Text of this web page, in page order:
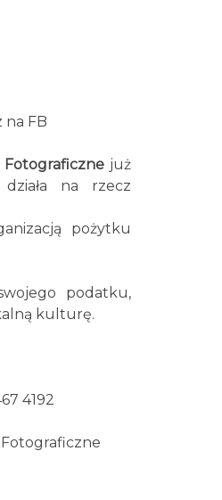
na FB
Fotograficzne już
na rzecz
pożytku
podatku,
kulturę.
4192